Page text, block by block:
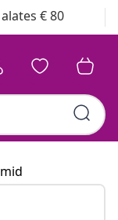
€ 80